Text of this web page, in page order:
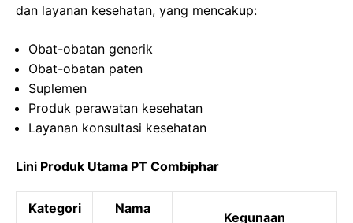
dan layanan kesehatan, yang mencakup:
Obat-obatan generik
Obat-obatan paten
Suplemen
Produk perawatan kesehatan
Layanan konsultasi kesehatan
Lini Produk Utama PT Combiphar
Kategori
Nama
Kegunaan